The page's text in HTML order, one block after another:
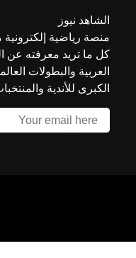
الشاهد نيوز
منصة رياضية إلكترونية
كل ما تريد معرفته عن
العربية والبطولات
الكبرى للأندية